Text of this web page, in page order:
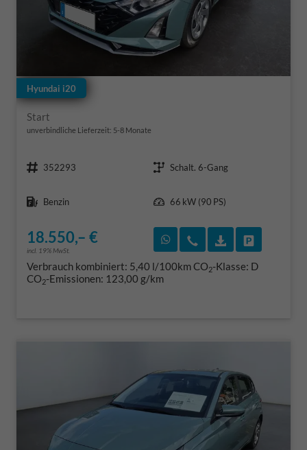
Hyundai i20
Start
unverbindliche Lieferzeit: 5-8 Monate
352293
Schalt. 6-Gang
Benzin
66 kW (90 PS)
18.550,– €
incl. 19% MwSt.
Rückruf vereinbaren
Wir rufen Sie an
Verbrauch kombiniert: 5,40 l/100kmCO2-Klasse: D
CO2-Emissionen: 123,00 g/km